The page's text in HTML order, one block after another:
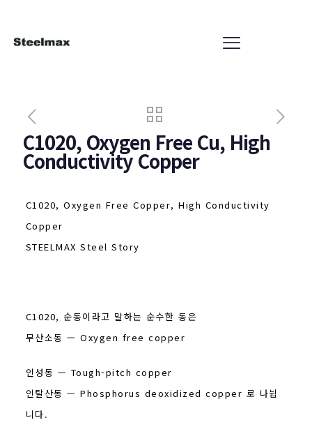
C1020, Oxygen Free Cu, High
Conductivity Copper
C1020, Oxygen Free Copper, High Conductivity
Copper
STEELMAX Steel Story
C1020, 순동이라고 말하는 순수한 동은
무산소동 — Oxygen free copper
인성동 — Tough-pitch copper
인탈산동 — Phosphorus deoxidized copper 로 나뉩
니다.